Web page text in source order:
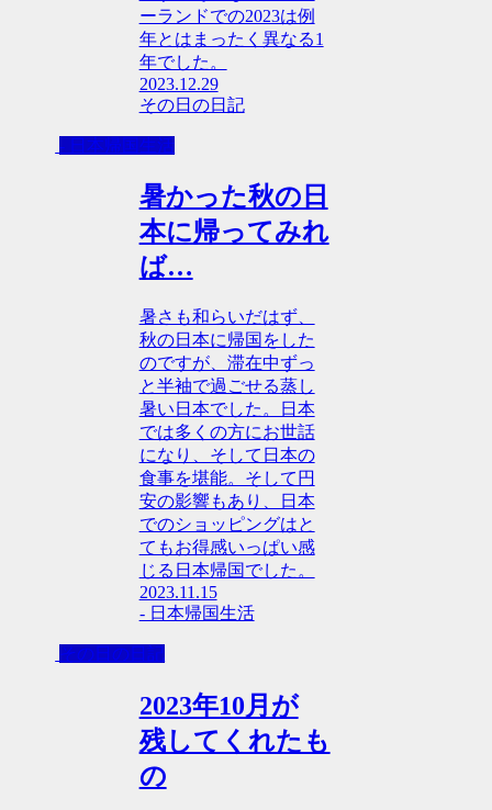
ーランドでの2023は例
年とはまったく異なる1
年でした。
2023.12.29
その日の日記
- 日本帰国生活
暑かった秋の日
本に帰ってみれ
ば…
暑さも和らいだはず、
秋の日本に帰国をした
のですが、滞在中ずっ
と半袖で過ごせる蒸し
暑い日本でした。日本
では多くの方にお世話
になり、そして日本の
食事を堪能。そして円
安の影響もあり、日本
でのショッピングはと
てもお得感いっぱい感
じる日本帰国でした。
2023.11.15
- 日本帰国生活
その日の日記
2023年10月が
残してくれたも
の